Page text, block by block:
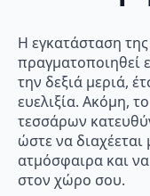
Η εγκατάσταση
πραγματοποιηθεί
την δεξιά μεριά,
ευελιξία. Ακόμη, το
τεσσάρων
ώστε να
ατμόσφαιρα και
στον χώρο σου.